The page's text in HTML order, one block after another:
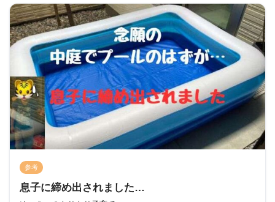
参考
息子に締め出されました…